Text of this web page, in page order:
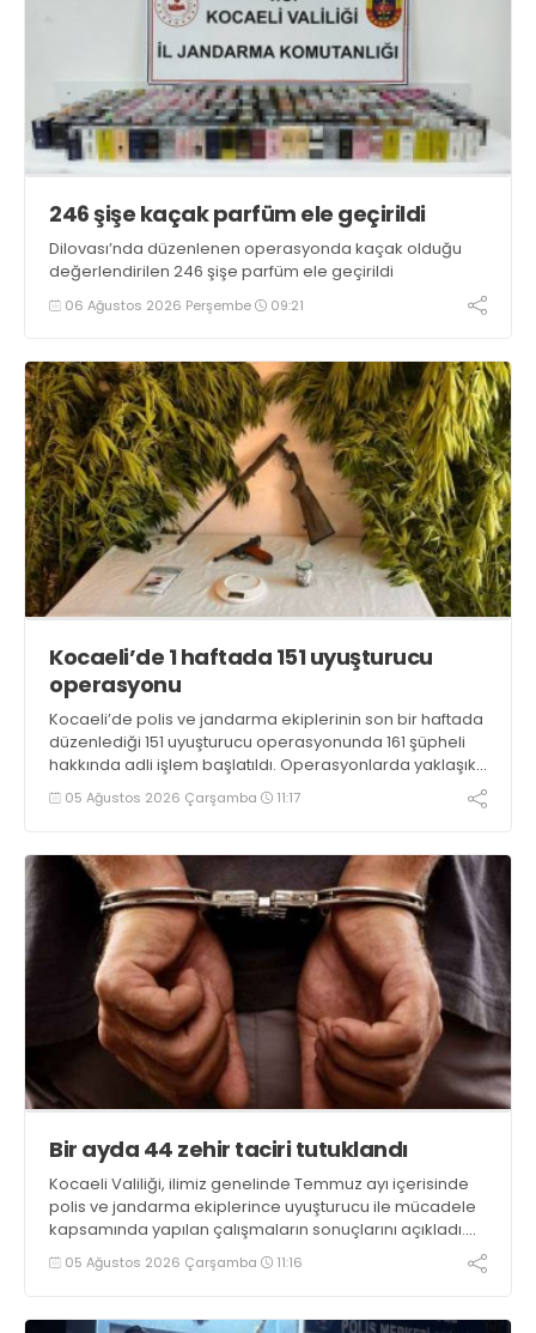
246 şişe kaçak parfüm ele geçirildi
Dilovası’nda düzenlenen operasyonda kaçak olduğu
değerlendirilen 246 şişe parfüm ele geçirildi
06 Ağustos 2026 Perşembe 09:21
Kocaeli’de 1 haftada 151 uyuşturucu
operasyonu
Kocaeli’de polis ve jandarma ekiplerinin son bir haftada
düzenlediği 151 uyuşturucu operasyonunda 161 şüpheli
hakkında adli işlem başlatıldı. Operasyonlarda yaklaşık
2 kilogram uyuşturucu madde ile 121 kök kenevir bitkisi
ele geçirilirken, 9 şüpheli tutuklandı
05 Ağustos 2026 Çarşamba 11:17
Bir ayda 44 zehir taciri tutuklandı
Kocaeli Valiliği, ilimiz genelinde Temmuz ayı içerisinde
polis ve jandarma ekiplerince uyuşturucu ile mücadele
kapsamında yapılan çalışmaların sonuçlarını açıkladı.
Çalışmalar sonucunda uyuşturucu ve uyarıcı madde
kullanan, ticaretini ve sevkiyatını yapan 44 şahıs
05 Ağustos 2026 Çarşamba 11:16